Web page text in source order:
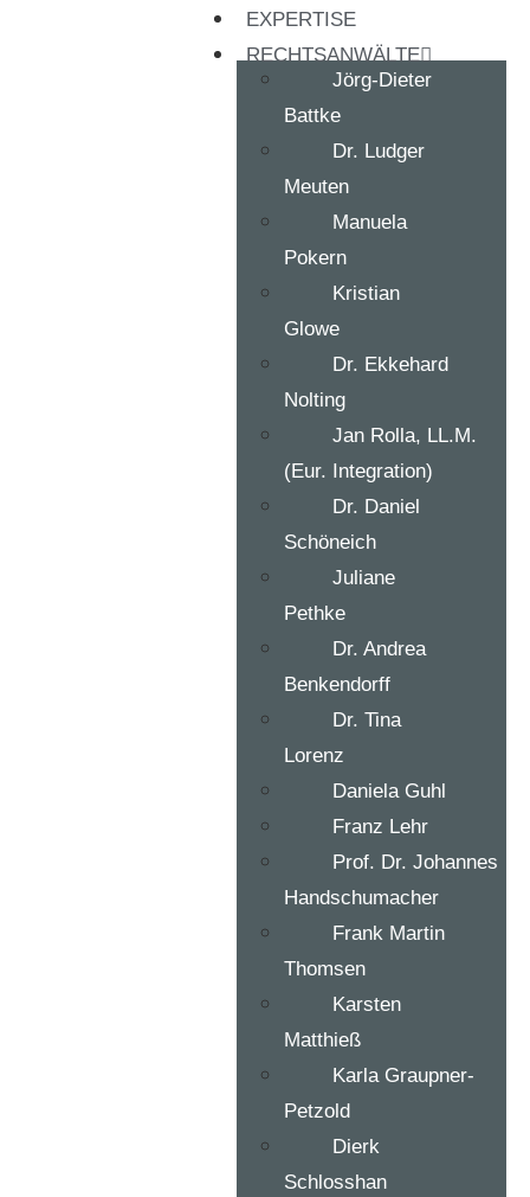
EXPERTISE
RECHTSANWÄLTE
Jörg-Dieter
Battke
Dr. Ludger
Meuten
Manuela
Pokern
Kristian
Glowe
Dr. Ekkehard
Nolting
Jan Rolla, LL.M.
(Eur. Integration)
Dr. Daniel
Schöneich
Juliane
Pethke
Dr. Andrea
Benkendorff
Dr. Tina
Lorenz
Daniela Guhl
Franz Lehr
Prof. Dr. Johannes
Handschumacher
Frank Martin
Thomsen
Karsten
Matthieß
Karla Graupner-
Petzold
Dierk
Schlosshan